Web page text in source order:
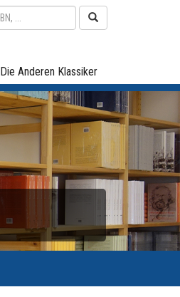
Die Anderen Klassiker